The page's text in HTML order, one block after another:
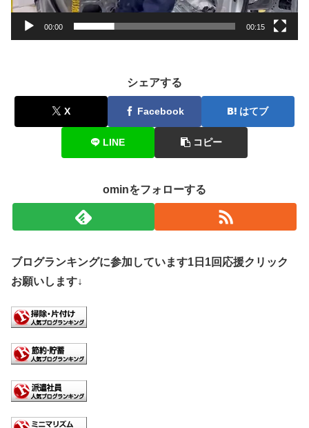
ー
00:00 00:15
シェアする
X Facebook はてブ
LINE コピー
ominをフォローする
ブログランキングに参加しています1日1回応援クリック
お願いします↓